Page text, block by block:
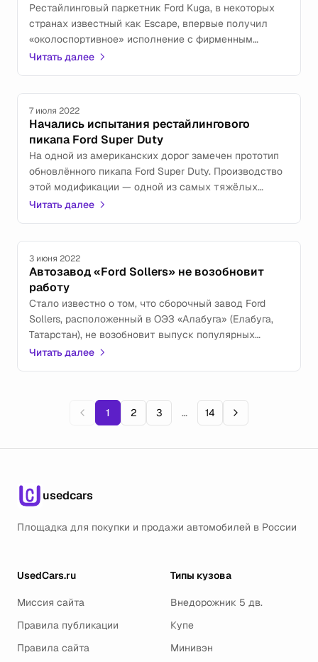
Рестайлинговый паркетник Ford Kuga, в некоторых
странах известный как Escape, впервые получил
«околоспортивное» исполнение с фирменным
обозначением ST-Line.
Читать далее
7 июля 2022
Начались испытания рестайлингового
пикапа Ford Super Duty
На одной из американских дорог замечен прототип
обновлённого пикапа Ford Super Duty. Производство
этой модификации — одной из самых тяжёлых
в легендарном семействе F-Series — начнётся уже
Читать далее
3 июня 2022
Автозавод «Ford Sollers» не возобновит
работу
Стало известно о том, что сборочный завод Ford
Sollers, расположенный в ОЭЗ «Алабуга» (Елабуга,
Татарстан), не возобновит выпуск популярных
коммерческих автомобилей Ford Transit.
Читать далее
1 2 3 … 14
usedcars
Площадка для покупки и продажи автомобилей в России
UsedCars.ru
Миссия сайта
Правила публикации
Правила сайта
Типы кузова
Внедорожник 5 дв.
Купе
Минивэн